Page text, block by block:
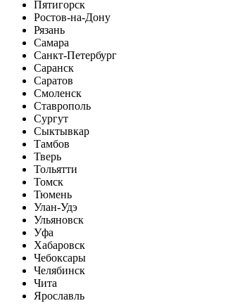
Пятигорск
Ростов-на-Дону
Рязань
Самара
Санкт-Петербург
Саранск
Саратов
Смоленск
Ставрополь
Сургут
Сыктывкар
Тамбов
Тверь
Тольятти
Томск
Тюмень
Улан-Удэ
Ульяновск
Уфа
Хабаровск
Чебоксары
Челябинск
Чита
Ярославль